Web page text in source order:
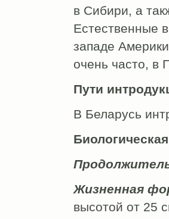
в Сибири, а
Естественные
западе
очень часто, в
Пути
В Беларусь
Жизненная
высотой от 25